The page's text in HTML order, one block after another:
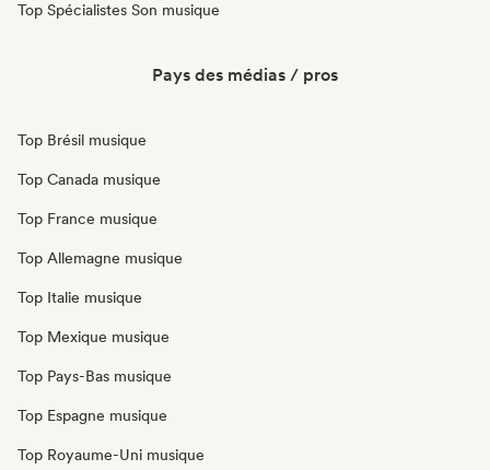
Top Spécialistes Son musique
Pays des médias / pros
Top Brésil musique
Top Canada musique
Top France musique
Top Allemagne musique
Top Italie musique
Top Mexique musique
Top Pays-Bas musique
Top Espagne musique
Top Royaume-Uni musique